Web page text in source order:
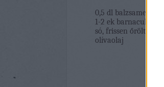
0,5 dl balzsamecet
1-2 ek barnacukor
só, frissen őrölt bors
olívaolaj